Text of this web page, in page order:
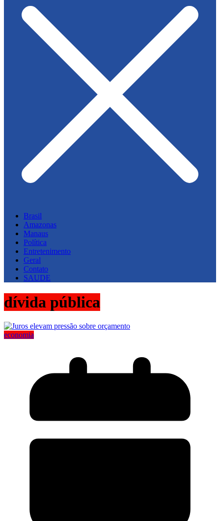
Brasil
Amazonas
Manaus
Política
Entretenimento
Geral
Contato
SAUDE
dívida pública
economia